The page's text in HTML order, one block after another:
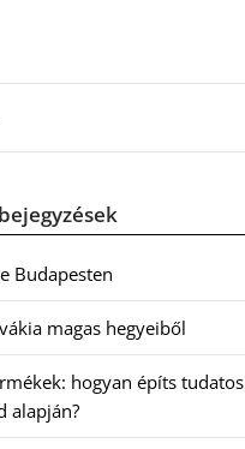
Budapesten
magas hegyeiből
hogyan építs
alapján?